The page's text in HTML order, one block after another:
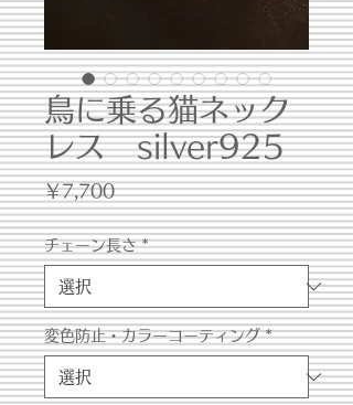
鳥に乗る猫ネック
レス silver925
￥7,700価
格
チェーン長さ *
変色防止・カラーコーティング *